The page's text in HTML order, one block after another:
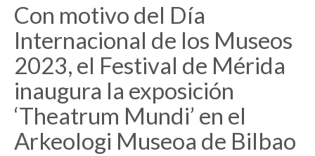
Con motivo del Día
Internacional de los Museos
2023, el Festival de Mérida
inaugura la exposición
‘Theatrum Mundi’ en el
Arkeologi Museoa de Bilbao